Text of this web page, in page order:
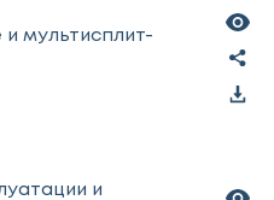
мультисплит-
и